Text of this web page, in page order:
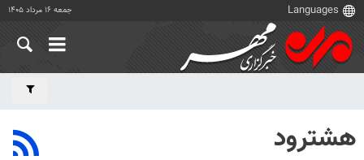
جمعه ۱۶ مرداد ۱۴۰۵
هشترود